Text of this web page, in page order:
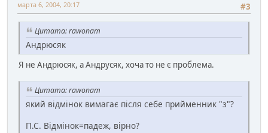
#3
марта 6, 2004, 20:17
Цитата: rawonam
Андрюсяк
Я не Андрюсяк, а Андрусяк, хоча то не є проблема.
Цитата: rawonam
який відмінок вимагає після себе прийменник "з"?
П.С. Відмінок=падеж, вірно?